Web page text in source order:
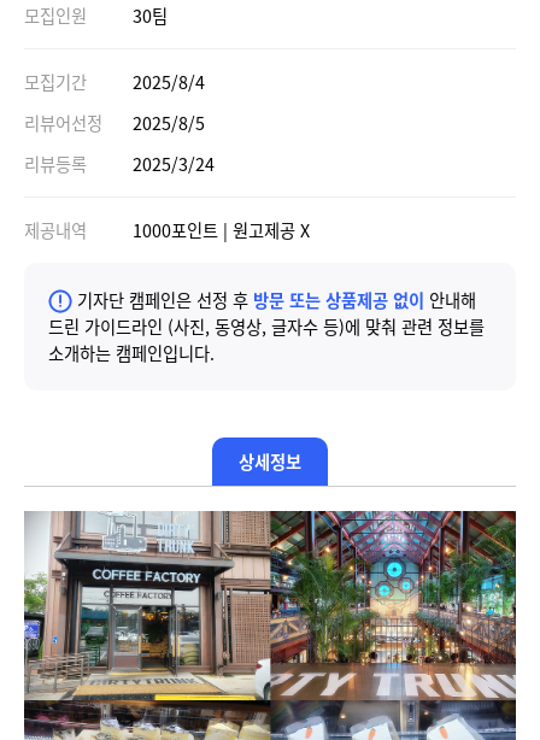
모집인원 30팀
모집기간
2025/8/4
리뷰어선정
2025/8/5
리뷰등록
2025/3/24
제공내역 1000포인트 | 원고제공 X
기자단 캠페인은 선정 후 방문 또는 상품제공 없이 안내해
드린 가이드라인 (사진, 동영상, 글자수 등)에 맞춰 관련 정보를
소개하는 캠페인입니다.
상세정보